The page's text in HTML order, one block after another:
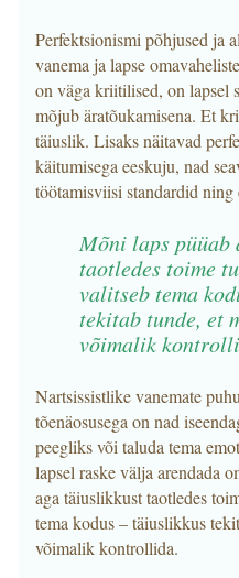
Perfektsionismi põhjused ja
vanema ja lapse
on väga kriitilised, on lapsel
mõjub äratõukamisena. Et
täiuslik. Lisaks näitavad
käitumisega eeskuju, nad
töötamisviisi standardid ning
Mõni laps
taotledes toime
valitseb tema
tekitab tunde, et
võimalik
Nartsissistlike vanemate
tõenäosusega on nad
peegliks või taluda tema
lapsel raske välja arendada
aga täiuslikkust taotledes
tema kodus – täiuslikkus
võimalik kontrollida.